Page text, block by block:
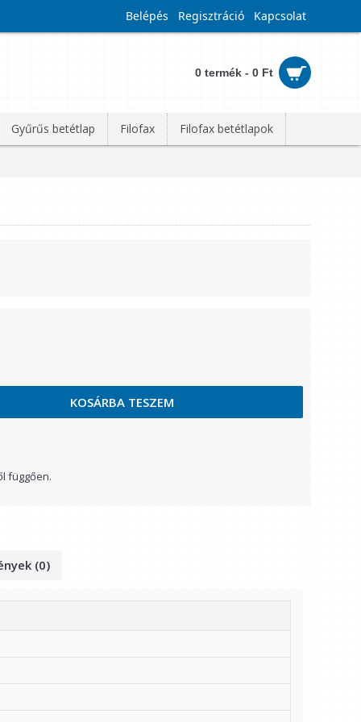
Belépés Regisztráció Kapcsolat
0 termék - 0 Ft
Gyűrűs betétlap Filofax Filofax betétlapok
KOSÁRBA TESZEM
függően.
(0)